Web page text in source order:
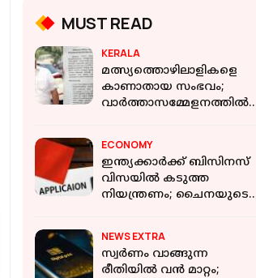
MUST READ
KERALA
മത്സ്യത്തൊഴിലാളികളെ
കാണാതായ സംഭവം;
വാര്‍ത്താസമ്മേളനത്തില്‍
മന്ത്രി
ECONOMY
ഇന്ത്യക്കാർക്ക് ബിസിനസ്
വിസയിൽ കടുത്ത
നിയന്ത്രണം; ചൈനയുടെ
തിരിച്ചടിയാകുമോ?
NEWS EXTRA
സ്വര്‍ണം വാങ്ങുന്ന
രീതിയില്‍ വന്‍ മാറ്റം;